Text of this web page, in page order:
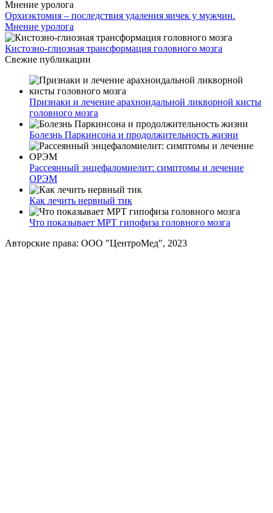
Орхиэктомия – последствия удаления яичек у мужчин.
Мнение уролога
Кистозно-глиозная трансформация головного мозга
Свежие публикации
Признаки и лечение арахноидальной ликворной кисты
головного мозга
Болезнь Паркинсона и продолжительность жизни
Рассеянный энцефаломиелит: симптомы и лечение
ОРЭМ
Как лечить нервный тик
Что показывает МРТ гипофиза головного мозга
Авторские права: ООО "ЦентроМед", 2023